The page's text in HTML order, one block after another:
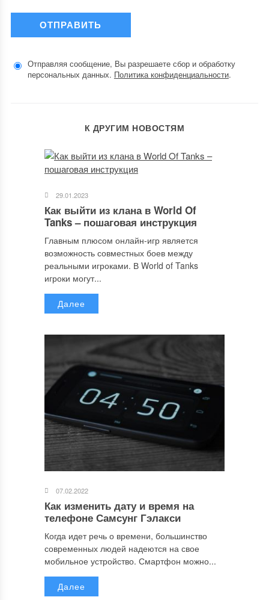
Отправляя сообщение, Вы разрешаете сбор и обработку
персональных данных. Политика конфиденциальности.
К ДРУГИМ НОВОСТЯМ
29.01.2023
Как выйти из клана в World Of
Tanks – пошаговая инструкция
Главным плюсом онлайн-игр является
возможность совместных боев между
реальными игроками. В World of Tanks
игроки могут...
Далее
07.02.2022
Как изменить дату и время на
телефоне Самсунг Гэлакси
Когда идет речь о времени, большинство
современных людей надеются на свое
мобильное устройство. Смартфон можно...
Далее